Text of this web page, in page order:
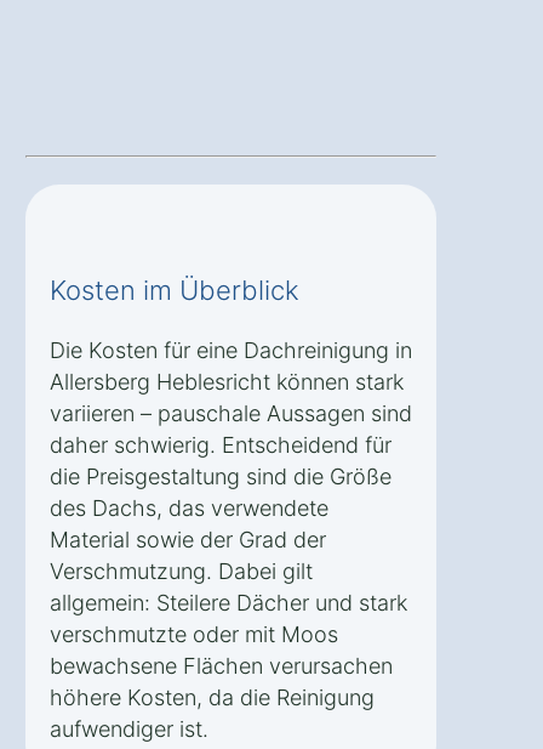
Kosten im Überblick
Die Kosten für eine Dachreinigung in
Allersberg Heblesricht können stark
variieren – pauschale Aussagen sind
daher schwierig. Entscheidend für
die Preisgestaltung sind die Größe
des Dachs, das verwendete
Material sowie der Grad der
Verschmutzung. Dabei gilt
allgemein: Steilere Dächer und stark
verschmutzte oder mit Moos
bewachsene Flächen verursachen
höhere Kosten, da die Reinigung
aufwendiger ist.